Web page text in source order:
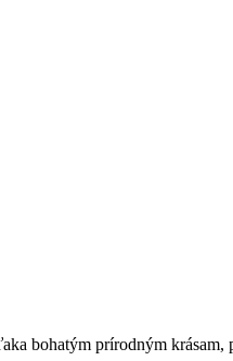
bohatým prírodným